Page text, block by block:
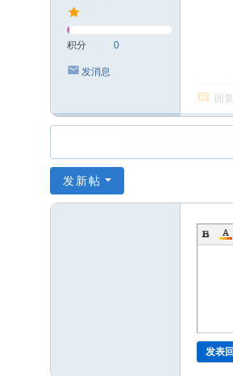
积分 0
发消息
回复
发新帖
发表